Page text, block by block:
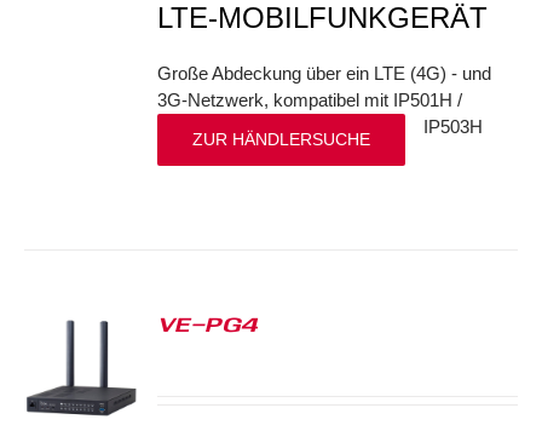
LTE-MOBILFUNKGERÄT
Große Abdeckung über ein LTE (4G) - und
3G-Netzwerk, kompatibel mit IP501H /
IP503H
ZUR HÄNDLERSUCHE
VE-PG4